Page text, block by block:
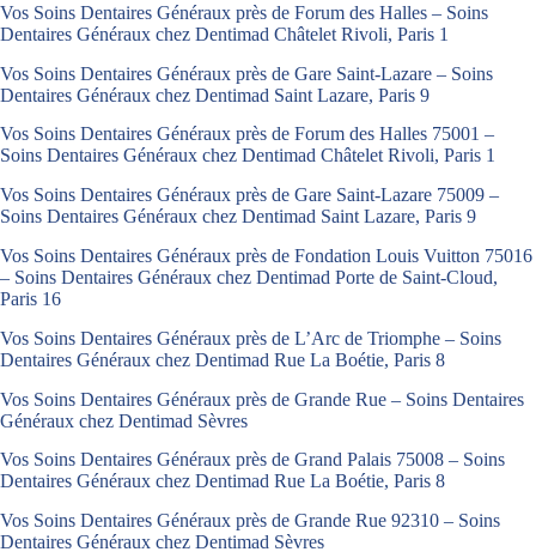
Vos Soins Dentaires Généraux près de Forum des Halles – Soins
Dentaires Généraux chez Dentimad Châtelet Rivoli, Paris 1
Vos Soins Dentaires Généraux près de Gare Saint-Lazare – Soins
Dentaires Généraux chez Dentimad Saint Lazare, Paris 9
Vos Soins Dentaires Généraux près de Forum des Halles 75001 –
Soins Dentaires Généraux chez Dentimad Châtelet Rivoli, Paris 1
Vos Soins Dentaires Généraux près de Gare Saint-Lazare 75009 –
Soins Dentaires Généraux chez Dentimad Saint Lazare, Paris 9
Vos Soins Dentaires Généraux près de Fondation Louis Vuitton 75016
– Soins Dentaires Généraux chez Dentimad Porte de Saint-Cloud,
Paris 16
Vos Soins Dentaires Généraux près de L’Arc de Triomphe – Soins
Dentaires Généraux chez Dentimad Rue La Boétie, Paris 8
Vos Soins Dentaires Généraux près de Grande Rue – Soins Dentaires
Généraux chez Dentimad Sèvres
Vos Soins Dentaires Généraux près de Grand Palais 75008 – Soins
Dentaires Généraux chez Dentimad Rue La Boétie, Paris 8
Vos Soins Dentaires Généraux près de Grande Rue 92310 – Soins
Dentaires Généraux chez Dentimad Sèvres